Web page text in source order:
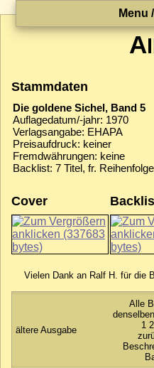
Menu
A
Stammdaten
Die goldene Sichel, Band 5
Auflagedatum/-jahr: 1970
Verlagsangabe: EHAPA
Preisaufdruck: keiner
Fremdwährungen: keine
Backlist: 7 Titel, fr.
Cover
Vielen Dank an Ralf H. für die
ältere Ausgabe
Alle
1 2